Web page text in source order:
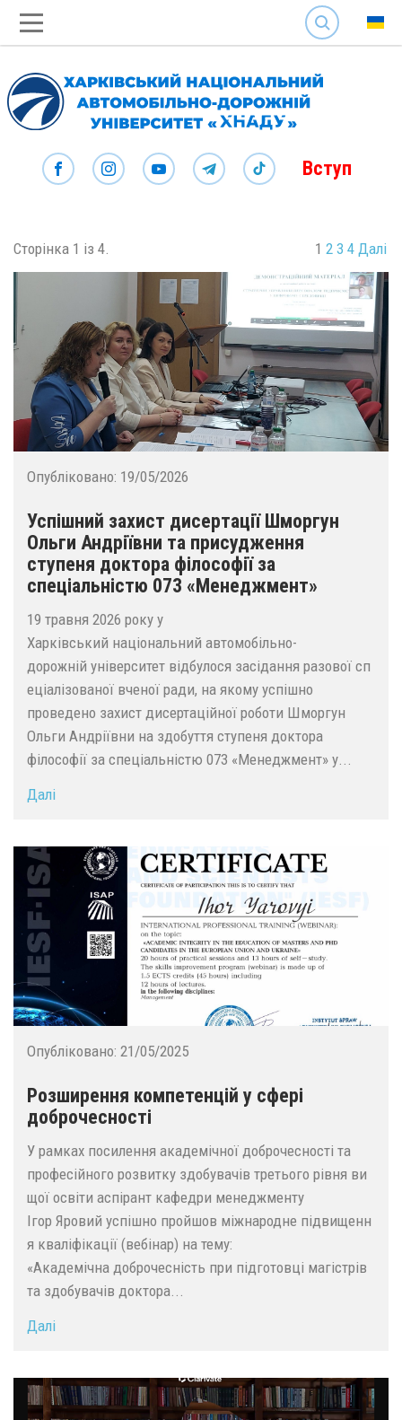
SEARCH
Вступ
Сторінка 1 із 4. 1 2 3 4 Далі
Опубліковано: 19/05/2026
Успішний захист дисертації Шморгун
Ольги Андріївни та присудження
ступеня доктора філософії за
спеціальністю 073 «Менеджмент»
19 травня 2026 року у
Харківський національний автомобільно-
дорожній університет відбулося засідання разової сп
еціалізованої вченої ради, на якому успішно
проведено захист дисертаційної роботи Шморгун
Ольги Андріївни на здобуття ступеня доктора
філософії за спеціальністю 073 «Менеджмент» у...
Далі
Опубліковано: 21/05/2025
Розширення компетенцій у сфері
доброчесності
У рамках посилення академічної доброчесності та
професійного розвитку здобувачів третього рівня ви
щої освіти аспірант кафедри менеджменту
Ігор Яровий успішно пройшов міжнародне підвищенн
я кваліфікації (вебінар) на тему:
«Академічна доброчесність при підготовці магістрів
та здобувачів доктора...
Далі